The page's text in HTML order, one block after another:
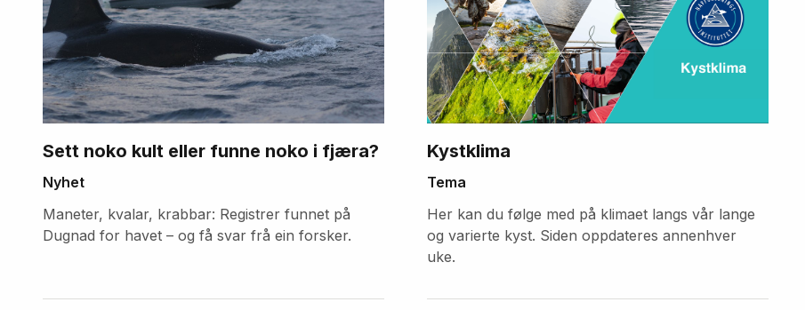
Sett noko kult eller funne noko i fjæra?
Nyhet
Maneter, kvalar, krabbar: Registrer funnet på
Dugnad for havet – og få svar frå ein forsker.
Kystklima
Tema
Her kan du følge med på klimaet langs vår lange
og varierte kyst. Siden oppdateres annenhver
uke.